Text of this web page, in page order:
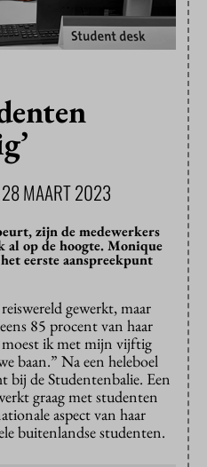
28 MAART 2023
zijn de medewerkers
al op de hoogte. Monique
eerste aanspreekpunt
gewerkt, maar
85 procent van haar
ik met mijn vijftig
baan.” Na een heleboel
bij de Studentenbalie. Een
graag met studenten
aspect van haar
buitenlandse studenten.